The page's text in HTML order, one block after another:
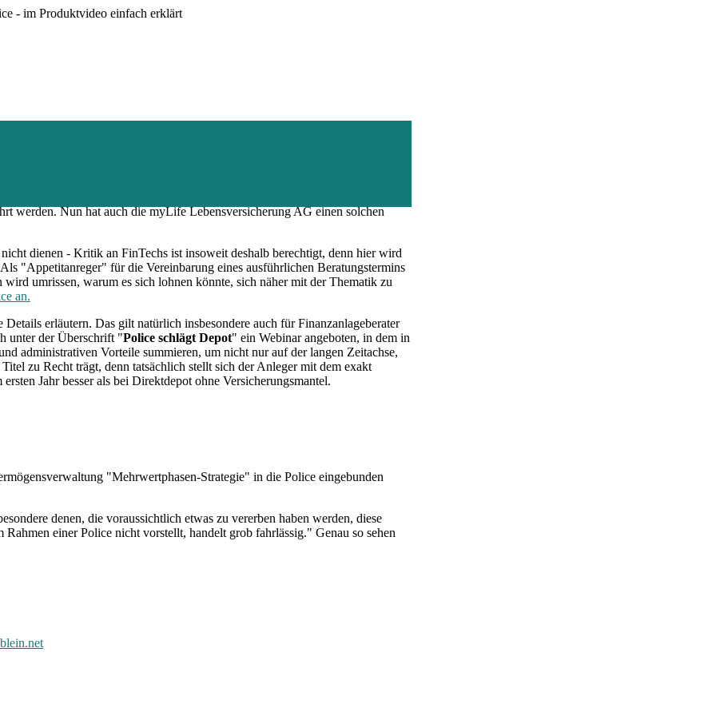
- im Produktvideo einfach erklärt
werden. Nun hat auch die myLife Lebensversicherung AG einen solchen
dienen - Kritik an FinTechs ist insoweit deshalb berechtigt, denn hier wird
"Appetitanreger" für die Vereinbarung eines ausführlichen Beratungstermins
umrissen, warum es sich lohnen könnte, sich näher mit der Thematik zu
an.
erläutern. Das gilt natürlich insbesondere auch für Finanzanlageberater
unter der Überschrift "Police schlägt Depot" ein Webinar angeboten, in dem in
administrativen Vorteile summieren, um nicht nur auf der langen Zeitachse,
zu Recht trägt, denn tatsächlich stellt sich der Anleger mit dem exakt
Jahr besser als bei Direktdepot ohne Versicherungsmantel.
"Mehrwertphasen-Strategie" in die Police eingebunden
denen, die voraussichtlich etwas zu vererben haben werden, diese
einer Police nicht vorstellt, handelt grob fahrlässig." Genau so sehen